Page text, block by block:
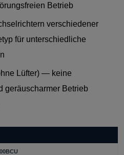
Betrieb
verschiedener
für unterschiedliche
Lüfter) — keine
geräuscharmer Betrieb